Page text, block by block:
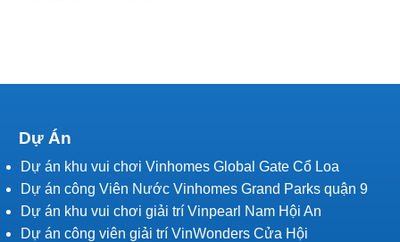
Dự Án
Dự án khu vui chơi Vinhomes Global Gate Cổ Loa
Dự án công Viên Nước Vinhomes Grand Parks quận 9
Dự án khu vui chơi giải trí Vinpearl Nam Hội An
Dự án công viên giải trí VinWonders Cửa Hội